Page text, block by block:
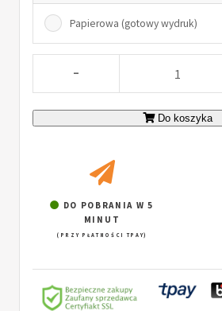
Papierowa (gotowy wydruk)
-
Do koszyka
DO POBRANIA W 5
MINUT
(PRZY PŁATNOŚCI TPAY)